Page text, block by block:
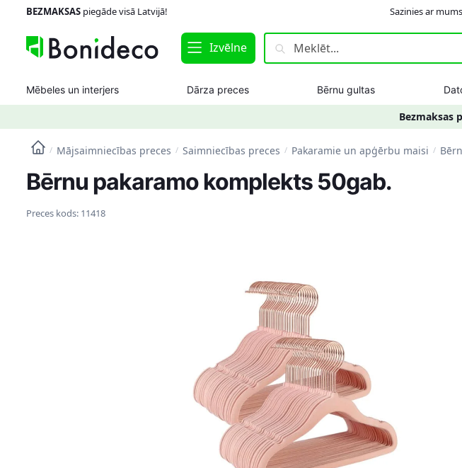
navigation
content
BEZMAKSASpiegāde visā Latvijā! Sazinies ar mums
Izvēlne
Meklēt:
Mēbeles un interjers Dārza preces Bērnu gultas
Bezmaksas
/ Mājsaimniecības preces / Saimniecības preces / Pakaramie un apģērbu maisi /
Bērnu pakaramo komplekts 50gab.
Preces kods: 11418